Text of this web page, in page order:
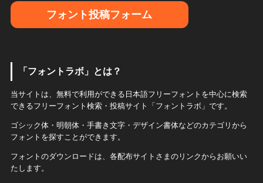
フォント投稿フォーム
「フォントラボ」とは？
当サイトは、無料で利用ができる日本語フリーフォントを中心に検索
できるフリーフォント検索・投稿サイト「フォントラボ」です。
ゴシック体・明朝体・手書き文字・デザイン書体などのカテゴリから
フォントを探すことができます。
フォントのダウンロードは、各配布サイトさまのリンクからお願いい
たします。